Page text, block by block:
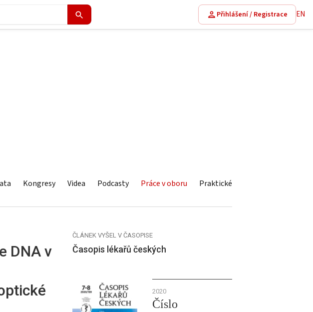
Přihlášení / Registrace EN
Kongresy Videa Podcasty Práce v oboru Praktické
DNA v
ČLÁNEK VYŠEL V ČASOPISE
Časopis lékařů českých
2020
Číslo